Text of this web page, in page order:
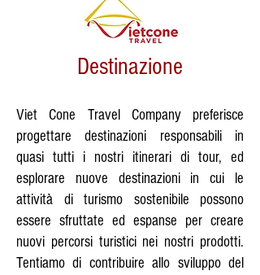
Destinazione
Viet Cone Travel Company preferisce
progettare destinazioni responsabili in
quasi tutti i nostri itinerari di tour, ed
esplorare nuove destinazioni in cui le
attività di turismo sostenibile possono
essere sfruttate ed espanse per creare
nuovi percorsi turistici nei nostri prodotti.
Tentiamo di contribuire allo sviluppo del